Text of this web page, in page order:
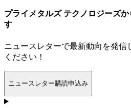
プライメタルズ テクノロジーズ
す
ニュースレターで最新動向を発信
ください！
ニュースレター購読申込み